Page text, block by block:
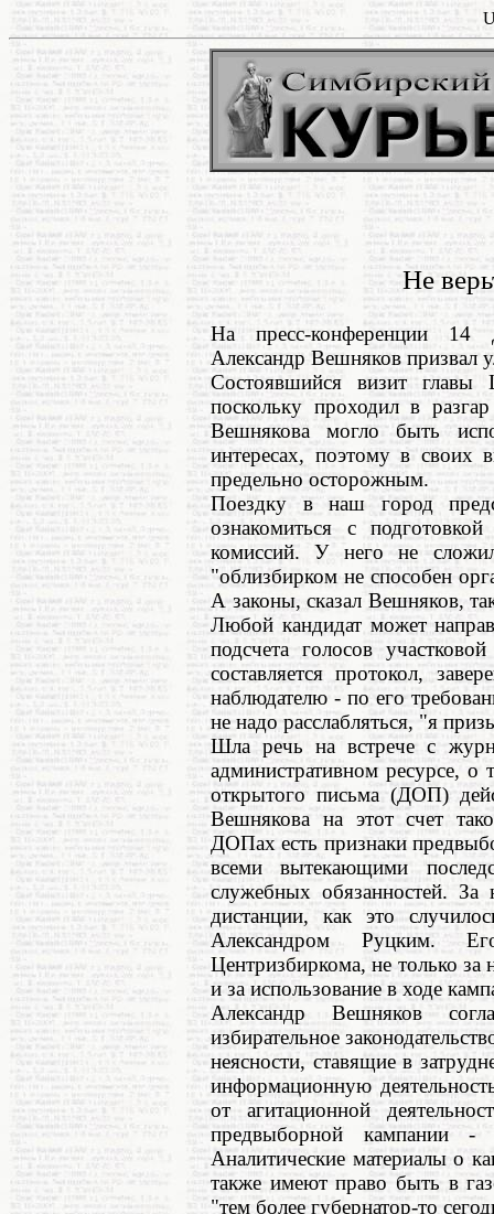
Не
На пресс-конференции 14
Александр Вешняков призвал
Состоявшийся визит
поскольку проходил в
Вешнякова могло быть
интересах, поэтому в своих
предельно осторожным.
Поездку в наш город
ознакомиться с
комиссий. У него не
"облизбирком не способен
А законы, сказал Вешняков,
Любой кандидат может
подсчета голосов
составляется протокол,
наблюдателю - по его
не надо расслабляться, "я
Шла речь на встрече с
административном ресурсе, о
открытого письма (ДОП)
Вешнякова на этот счет
ДОПах есть признаки
всеми вытекающими
служебных обязанностей.
дистанции, как это
Александром Руцким.
Центризбиркома, не только за
и за использование в ходе
Александр Вешняков
избирательное
неясности, ставящие в
информационную
от агитационной
предвыборной кампании -
Аналитические материалы о
также имеют право быть в
"тем более губернатор-то